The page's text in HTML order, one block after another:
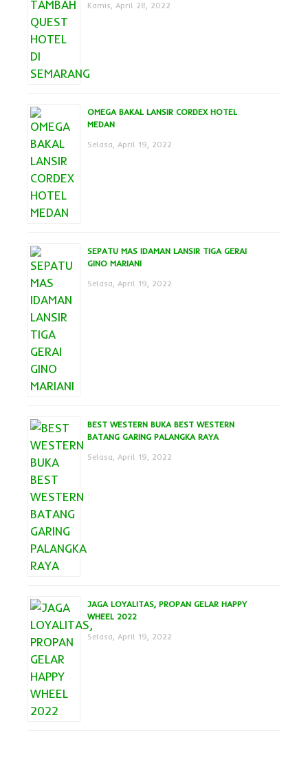
Kamis, April 28, 2022
OMEGA BAKAL LANSIR CORDEX HOTEL
MEDAN
Selasa, April 19, 2022
SEPATU MAS IDAMAN LANSIR TIGA GERAI
GINO MARIANI
Selasa, April 19, 2022
BEST WESTERN BUKA BEST WESTERN
BATANG GARING PALANGKA RAYA
Selasa, April 19, 2022
JAGA LOYALITAS, PROPAN GELAR HAPPY
WHEEL 2022
Selasa, April 19, 2022